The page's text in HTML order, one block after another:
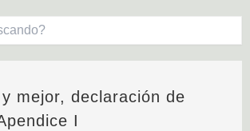
mejor, declaración de
I